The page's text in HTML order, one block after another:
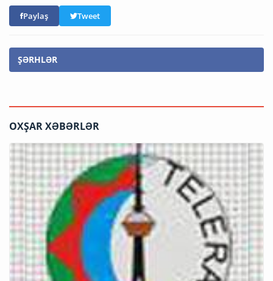
Paylaş Tweet
ŞƏRHLƏR
OXŞAR XƏBƏRLƏR